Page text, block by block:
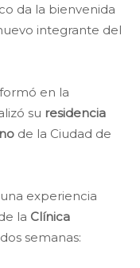
da la bienvenida
integrante del
en la
su residencia
de la Ciudad de
experiencia
la Clínica
semanas: